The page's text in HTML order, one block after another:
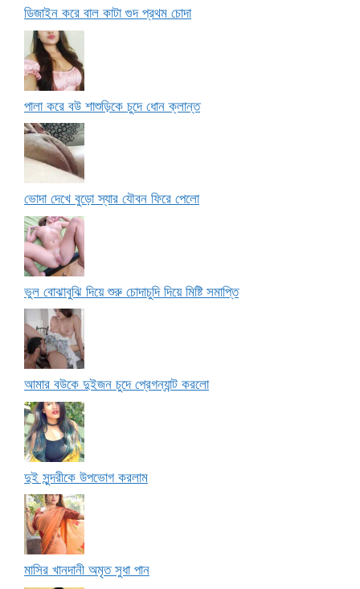
ডিজাইন করে বাল কাটা গুদ প্রথম চোদা
পালা করে বউ শাশুড়িকে চুদে ধোন ক্লান্ত
ভোদা দেখে বুড়ো স্যার যৌবন ফিরে পেলো
ভুল বোঝাবুঝি দিয়ে শুরু চোদাচুদি দিয়ে মিষ্টি সমাপ্তি
আমার বউকে দুইজন চুদে প্রেগন্যান্ট করলো
দুই সুন্দরীকে উপভোগ করলাম
মাসির খানদানী অমৃত সুধা পান